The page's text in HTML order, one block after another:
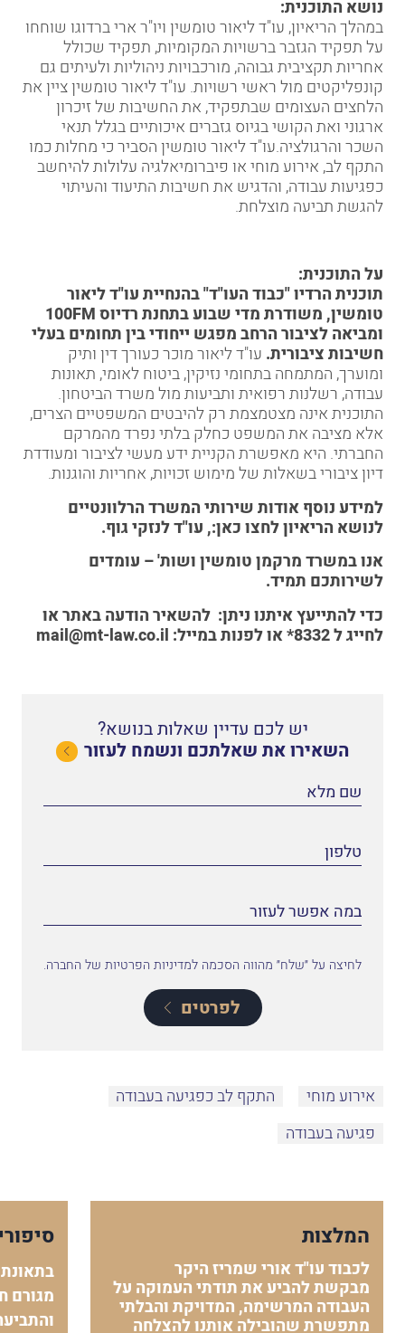
נושא התוכנית:
במהלךהריאיון, עו"דליאור טומשין ויו"ר ארי ברדוגו שוחחו
על תפקיד הגזבר ברשויות המקומיות, תפקיד שכולל
אחריות תקציבית גבוהה, מורכבויות ניהוליות ולעיתים גם
קונפליקטים מול ראשי רשויות. עו"ד ליאור טומשין ציין את
הלחצים העצומים שבתפקיד, את החשיבות של זיכרון
ארגוני ואת הקושי בגיוס גזברים איכותיים בגלל תנאי
השכר והרגולציה.עו"ד ליאור טומשין הסביר כי מחלות כמו
התקף לב,אירוע מוחיאו פיברומיאלגיה עלולות להיחשב
כפגיעות עבודה, והדגיש את חשיבות התיעוד והעיתוי
להגשת תביעה מוצלחת.
על התוכנית:
תוכנית הרדיו "כבוד העו"ד" בהנחיית עו"דליאור
טומשין, משודרת מדי שבוע בתחנת רדיוס 100FM
ומביאה לציבור הרחב מפגש ייחודי בין תחומים בעלי
חשיבות ציבורית. עו"ד ליאור מוכר כעורך דין ותיק
ומוערך, המתמחה בתחומינזיקין, ביטוח לאומי,תאונות
עבודה,רשלנות רפואיתותביעות מולמשרד הביטחון.
התוכנית אינה מצטמצמת רק להיבטים המשפטיים הצרים,
אלא מציבה את המשפט כחלק בלתי נפרד מהמרקם
החברתי. היא מאפשרת הקניית ידע מעשי לציבור ומעודדת
דיון ציבורי בשאלות של מימוש זכויות, אחריות והוגנות.
למידע נוסף אודות שירותי המשרד הרלוונטיים
לנושא הריאיון לחצו כאן:, עו"ד לנזקי גוף.
אנו במשרד מרקמן טומשין ושות' – עומדים
לשירותכם תמיד.
כדי להתייעץ איתנוניתן: להשאיר הודעה באתראו
לחייג ל8332* או לפנות במייל: mail@mt-law.co.il
יש לכם עדיין שאלות בנושא?
השאירו את שאלתכם ונשמח לעזור
לחיצה על ״שלח״ מהווה הסכמה למדיניות הפרטיות של החברה.
לפרטים
אירוע מוחי
התקף לב כפגיעה בעבודה
פגיעה בעבודה
המלצות
לכבוד עו"ד אורי שמריז היקר
מבקשת להביע את תודתי העמוקה על
העבודה המרשימה, המדויקת והבלתי
מתפשרת שהובילה אותנו להצלחה
מגורם